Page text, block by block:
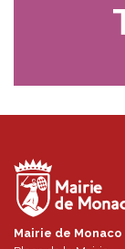
Mairie de Monaco